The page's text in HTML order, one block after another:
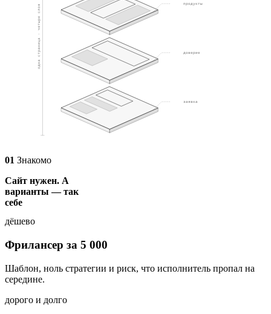
продукты
доверие
заявка
одна страница · четыре слоя
01 Знакомо
Сайт нужен. А
варианты — так
себе
дёшево
Фрилансер за 5 000
Шаблон, ноль стратегии и риск, что исполнитель пропал на
середине.
дорого и долго